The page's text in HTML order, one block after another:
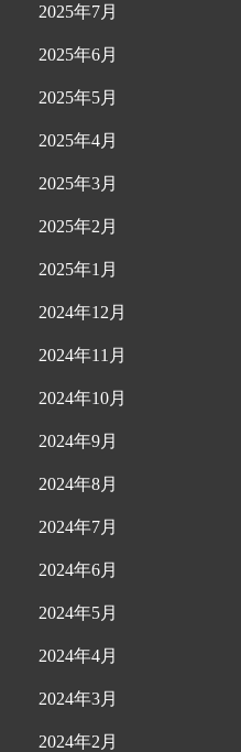
2025年7月
2025年6月
2025年5月
2025年4月
2025年3月
2025年2月
2025年1月
2024年12月
2024年11月
2024年10月
2024年9月
2024年8月
2024年7月
2024年6月
2024年5月
2024年4月
2024年3月
2024年2月